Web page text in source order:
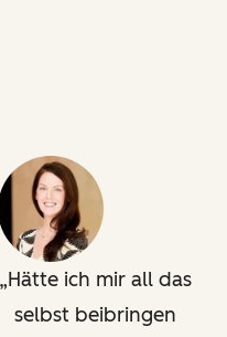
Hätte ich mir all das
selbst beibringen